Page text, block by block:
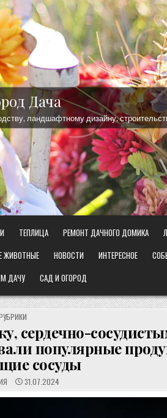
Дача
ландшафтному дизайну,
ТЕПЛИЦА РЕМОНТ ДАЧНОГО ДОМИКА
ЖИВОТНЫЕ НОВОСТИ ИНТЕРЕСНОЕ
ДАЧУ
САД И ОГОРОД
сердечно-
популярные
сосуды
31.07.2024